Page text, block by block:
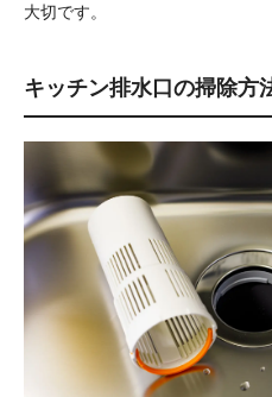
大切です。
キッチン排水口の掃除方